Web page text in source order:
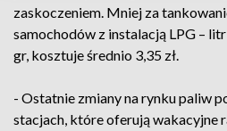
zaskoczeniem. Mniej za
samochodów z instalacją LPG –
gr, kosztuje średnio 3,35 zł.
- Ostatnie zmiany na rynku paliw
stacjach, które oferują wakacyjne